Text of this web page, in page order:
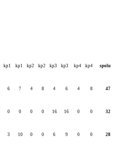
kp1 kp1 kp2 kp2 kp3 kp3 kp4 kp4 spolu
6 7 4 8 4 6 4 8 47
0 0 0 0 16 16 0 0 32
3 10 0 0 6 9 0 0 28